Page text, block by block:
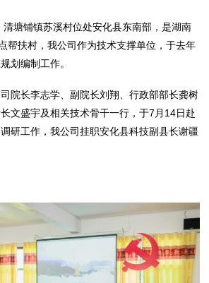
塘铺镇苏溪村位处安化县东南部，是湖南
帮扶村，我公司作为技术支撑单位，于去年
划编制工作。
院长李志学、副院长刘翔、行政部部长龚树
文盛宇及相关技术骨干一行，于7月14日赴
研工作，我公司挂职安化县科技副县长谢疆